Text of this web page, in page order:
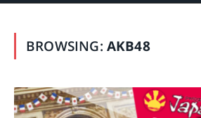
BROWSING: AKB48